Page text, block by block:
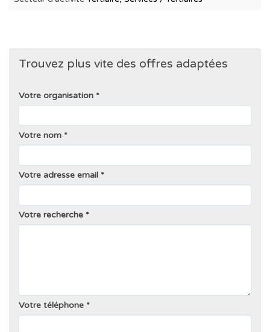
Trouvez plus vite des offres adaptées
Votre organisation
Votre nom
Votre adresse email
Votre recherche
Votre téléphone